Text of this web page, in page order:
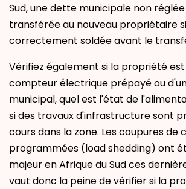
Sud, une dette municipale non
transférée au nouveau propriétaire
correctement soldée avant le
Vérifiez également si la propriété
compteur électrique prépayé ou
municipal, quel est l'état de
si des travaux d'infrastructure sont
cours dans la zone. Les coupures de
programmées (load shedding) ont
majeur en Afrique du Sud ces
vaut donc la peine de vérifier si la